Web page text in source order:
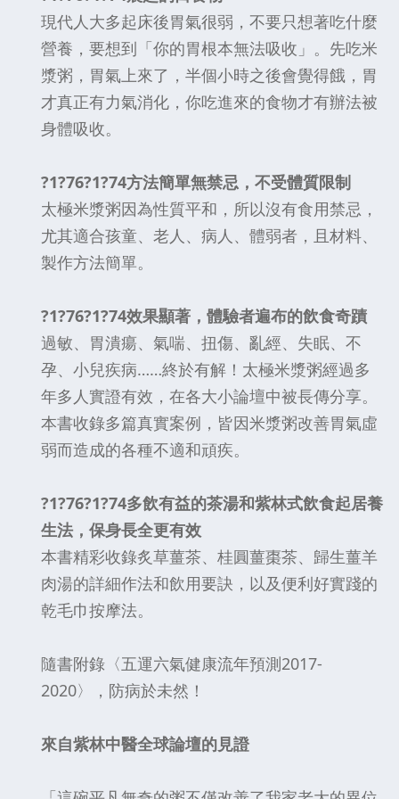
現代人大多起床後胃氣很弱，不要只想著吃什麼
營養，要想到「你的胃根本無法吸收」。先吃米
漿粥，胃氣上來了，半個小時之後會覺得餓，胃
才真正有力氣消化，你吃進來的食物才有辦法被
身體吸收。
?1?76?1?74方法簡單無禁忌，不受體質限制
太極米漿粥因為性質平和，所以沒有食用禁忌，
尤其適合孩童、老人、病人、體弱者，且材料、
製作方法簡單。
?1?76?1?74效果顯著，體驗者遍布的飲食奇蹟
過敏、胃潰瘍、氣喘、扭傷、亂經、失眠、不
孕、小兒疾病……終於有解！太極米漿粥經過多
年多人實證有效，在各大小論壇中被長傳分享。
本書收錄多篇真實案例，皆因米漿粥改善胃氣虛
弱而造成的各種不適和頑疾。
?1?76?1?74多飲有益的茶湯和紫林式飲食起居養
生法，保身長全更有效
本書精彩收錄炙草薑茶、桂圓薑棗茶、歸生薑羊
肉湯的詳細作法和飲用要訣，以及便利好實踐的
乾毛巾按摩法。
隨書附錄〈五運六氣健康流年預測2017-
2020〉，防病於未然！
來自紫林中醫全球論壇的見證